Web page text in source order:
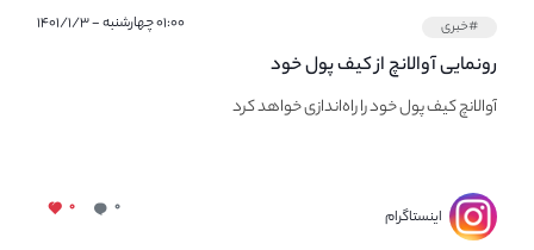
#خبری ۰۱:۰۰ چهارشنبه - ۱۴۰۱/۱/۳
رونمایی آوالانچ از کیف پول خود
آوالانچ کیف پول خود را راه‌اندازی خواهد کرد
اینستاگرام ۰ ۰